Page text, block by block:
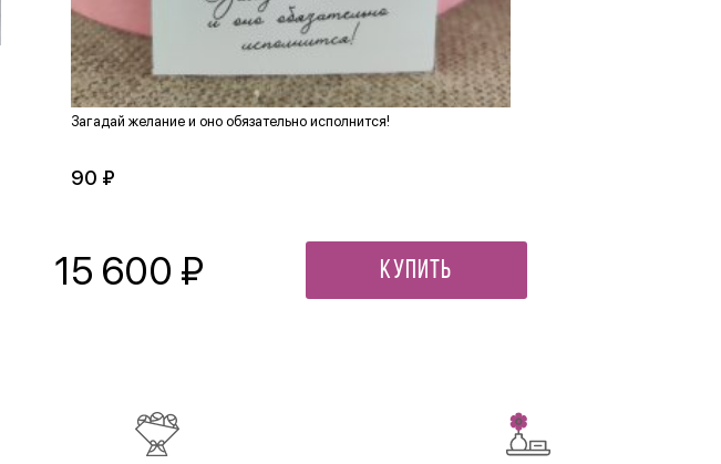
Загадай желание и оно обязательно исполнится!
90 ₽
15 600 ₽ Купить